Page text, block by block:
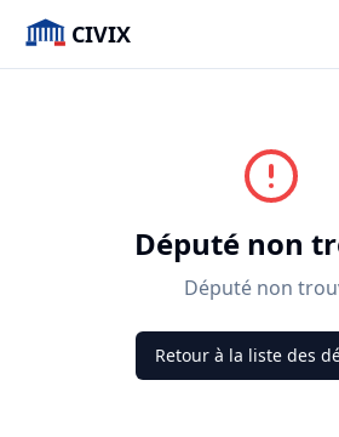
CIVIX
Député non
Député non
Retour à la liste des